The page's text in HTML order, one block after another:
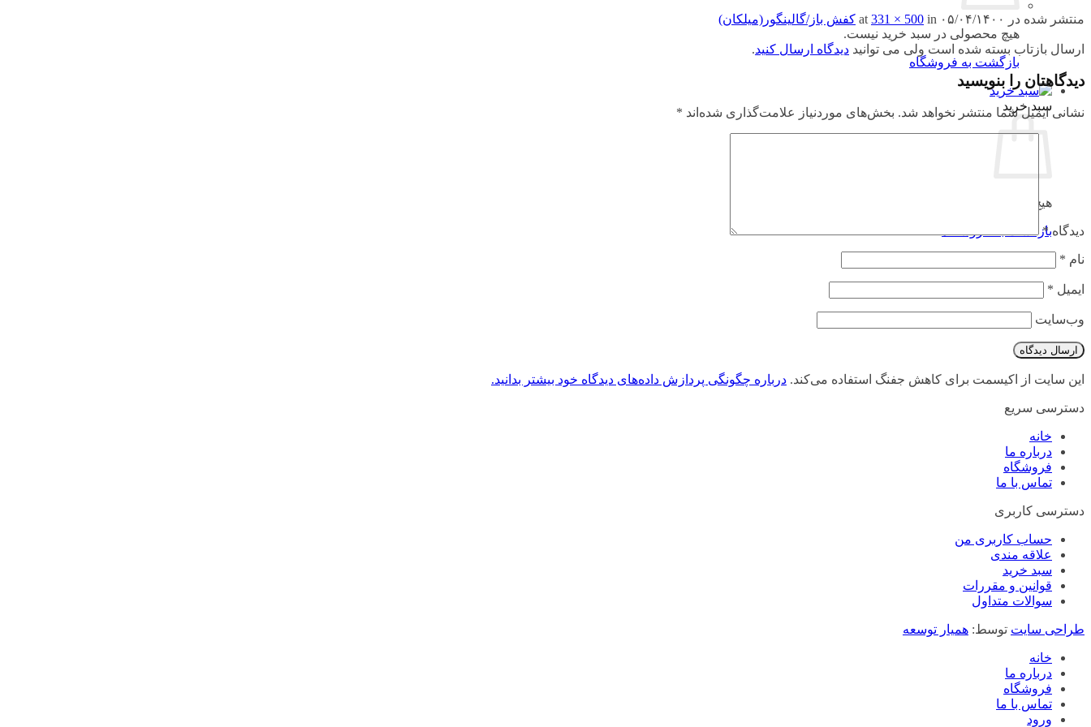
هیچ محصولی در سبد خرید نیست.
بازگشت به فروشگاه
سبد خرید
هیچ محصولی در سبد خرید نیست.
بازگشت به فروشگاه
منتشر شده در ۰۵/۰۴/۱۴۰۰ 331 × 500 in کفش باز/گالینگور(میلکان)
ارسال بازتاب بسته شده است ولی می توانید دیدگاه ارسال کنید.
دیدگاهتان را بنویسید
نشانی ایمیل شما منتشر نخواهد شد. بخش‌های موردنیاز علامت‌گذاری شده‌اند *
دیدگاه*
نام *
ایمیل *
وب‌سایت
این سایت از اکیسمت برای کاهش جفنگ استفاده می‌کند. درباره چگونگی پردازش داده‌های دیدگاه خود بیشتر بدانید.
دسترسی سریع
خانه
درباره ما
فروشگاه
تماس با ما
دسترسی کاربری
حساب کاربری من
علاقه مندی
سبد خرید
قوانین و مقررات
سوالات متداول
طراحی سایت توسط: همیار توسعه
خانه
درباره ما
فروشگاه
تماس با ما
ورود